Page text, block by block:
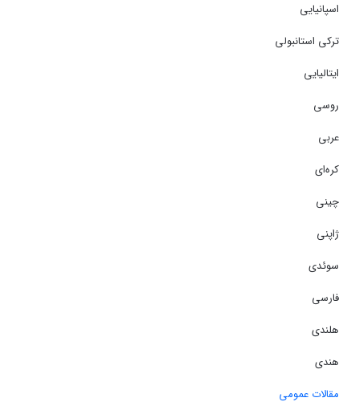
اسپانیایی
ترکی استانبولی
ایتالیایی
روسی
عربی
کره‌ای
چینی
ژاپنی
سوئدی
فارسی
هلندی
هندی
مقالات عمومی